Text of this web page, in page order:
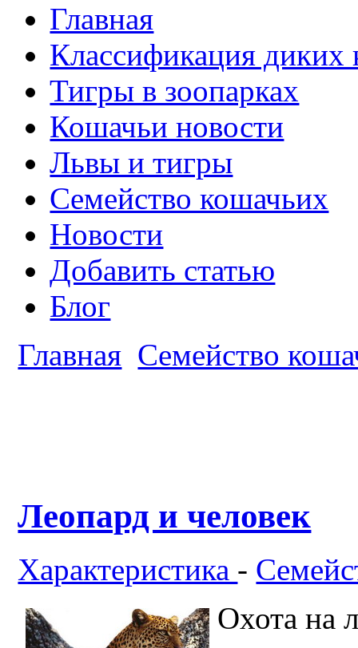
Главная
Классификация диких
Тигры в зоопарках
Кошачьи новости
Львы и тигры
Семейство кошачьих
Новости
Добавить статью
Блог
Главная Семейство
Леопард и человек
Характеристика -
Охота на